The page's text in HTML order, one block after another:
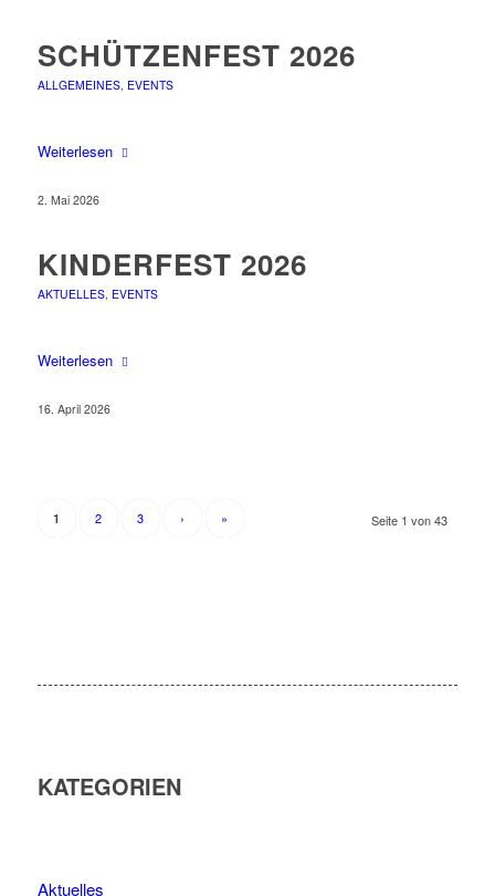
SCHÜTZENFEST 2026
ALLGEMEINES, EVENTS
Weiterlesen
2. Mai 2026
KINDERFEST 2026
AKTUELLES, EVENTS
Weiterlesen
16. April 2026
Seite 1 von 43
1 2 3 › »
KATEGORIEN
Aktuelles